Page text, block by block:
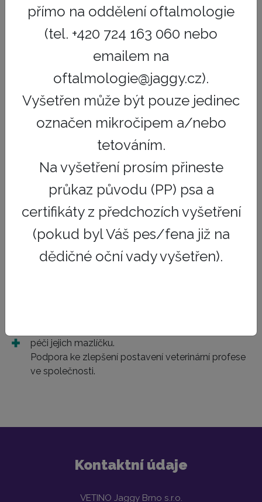
implementuje nejnovější trendy v rozvoji medicíny i
Nasazení digitálních řešení pro efektivní provoz a
řízení, které umožní zjednodušit každodenní provoz
kliniky veterinářům.
Spuštění systému náboru a následné edukace
veterinárních lékařů s představením dlouhodobé
perspektivy pro zaměstnance, která bude fungovat
jako stabilizační prvek celé skupiny.
Díky plánovanému rozvoji jednotlivých veterinárních
klinik v síti umožnit efektivní systém investic do
zaměstnanců v rámci skupiny s cílem zvyšovat
odbornou úroveň na všech pracovištích.
Vypracovat jednotný systém pohotovostních
péči jejich mazlíčku.
Podpora ke zlepšení postavení veterinární profese
ve společnosti.
Kontaktní údaje
VETINO Jaggy Brno s.r.o.
přímo na oddělení oftalmologie
(tel. +420 724 163 060 nebo
emailem na
oftalmologie@jaggy.cz).
Vyšetřen může být pouze jedinec
označen mikročipem a/nebo
tetováním.
Na vyšetření prosím přineste
průkaz původu (PP) psa a
certifikáty z předchozích vyšetření
(pokud byl Váš pes/fena již na
dědičné oční vady vyšetřen).